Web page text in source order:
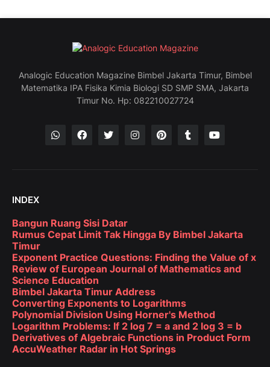
Analogic Education Magazine Bimbel Jakarta Timur, Bimbel
Matematika IPA Fisika Kimia Biologi SD SMP SMA, Jakarta
Timur No. Hp: 082210027724
INDEX
Bangun Ruang Sisi Datar
Rumus Cepat Limit Tak Hingga By Bimbel Jakarta
Timur
Exponent Practice Questions: Finding the Value of x
Review of European Journal of Mathematics and
Science Education
Bimbel Jakarta Timur Address
Converting Exponents to Logarithms
Polynomial Division Using Horner's Method
Logarithm Problems: If 2 log 7 = a and 2 log 3 = b
Derivatives of Algebraic Functions in Product Form
AccuWeather Radar in Hot Springs